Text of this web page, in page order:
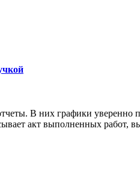
В них графики уверенно
акт выполненных работ,